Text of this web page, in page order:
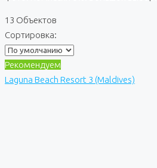
13 Объектов
Сортировка:
Рекомендуем
Laguna Beach Resort 3 (Maldives)